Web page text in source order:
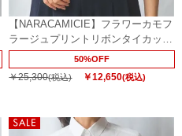
【NARACAMICIE】フラワーカモフ
ラージュプリントリボンタイカット
ソー
50%OFF
￥25,300(税込) ￥12,650(税込)